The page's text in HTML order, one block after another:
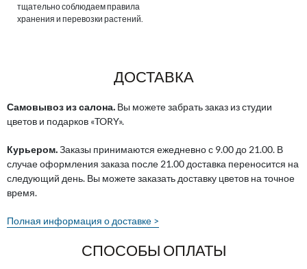
тщательно соблюдаем правила
хранения и перевозки растений.
ДОСТАВКА
Самовывоз из салона. Вы можете забрать заказ из студии
цветов и подарков «TORY».
Курьером.Заказы принимаются ежедневно с 9.00 до 21.00. В
случае оформления заказа после 21.00 доставка переносится на
следующий день. Вы можете заказать доставку цветов на точное
время.
Полная информация о доставке >
СПОСОБЫ ОПЛАТЫ